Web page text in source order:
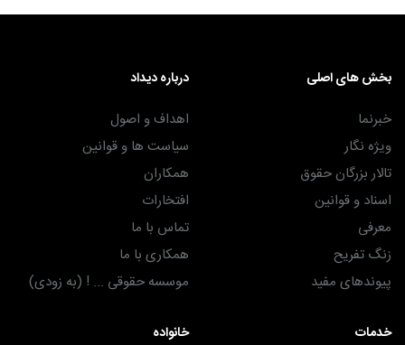
بخش های اصلی
خبرنما
ویژه نگار
تالار بزرگان حقوق
اسناد و قوانین
معرفی
زنگ تفریح
پیوندهای مفید
درباره دیداد
اهداف و اصول
سیاست ها و قوانین
همکاران
افتخارات
تماس با ما
همکاری با ما
موسسه حقوقی ... ! (به زودی)
خدمات خانواده